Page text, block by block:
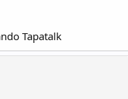
Tapatalk